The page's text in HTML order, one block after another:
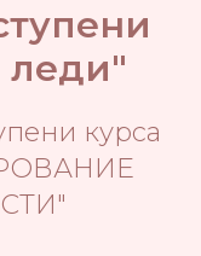
леди"
курса